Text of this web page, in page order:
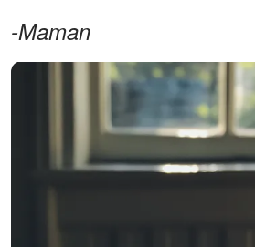
-Maman